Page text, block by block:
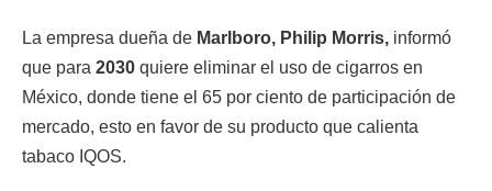
La empresa dueña de Marlboro, Philip Morris, informó
que para 2030 quiere eliminar el uso de cigarros en
México, donde tiene el 65 por ciento de participación de
mercado, esto en favor de su producto que calienta
tabaco IQOS.